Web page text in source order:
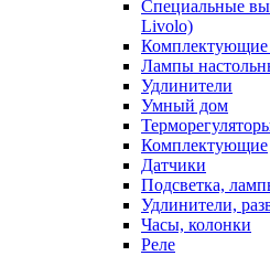
Специальные
Livolo)
Лампы
Удлинители
Умный дом
Комплектующие
Датчики
Подсветка,
Удлинители,
Часы, колонки
Реле